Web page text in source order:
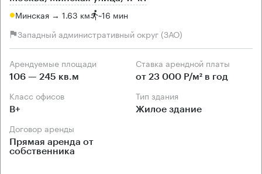
Минская → 1.63 км ~16 мин
Западный административный округ (ЗАО)
Арендуемые площади
106 — 245 кв.м
Ставка арендной платы
от 23 000 Р/м² в год
Класс офисов
B+
Тип здания
Жилое здание
Договор аренды
Прямая аренда от
собственника